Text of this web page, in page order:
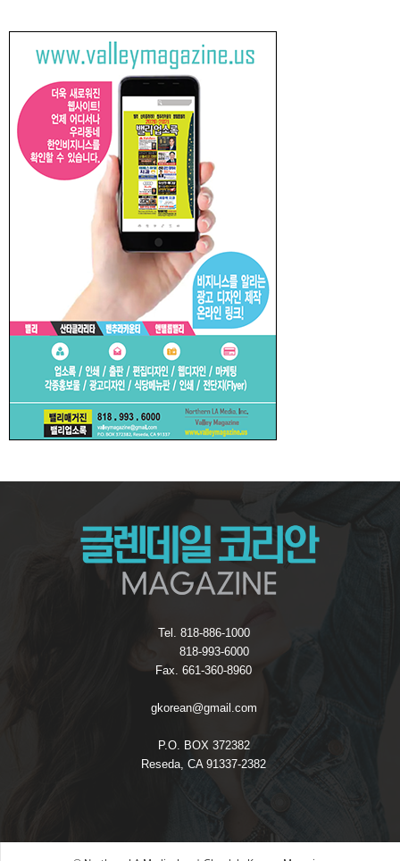
Tel. 818-886-1000
818-993-6000
Fax. 661-360-8960
gkorean@gmail.com
P.O. BOX 372382
Reseda, CA 91337-2382